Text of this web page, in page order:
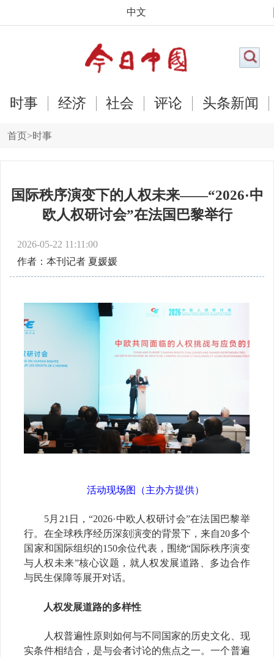
中文
时事 经济 社会 评论 头条新闻
首页>时事
国际秩序演变下的人权未来——“2026·中
欧人权研讨会”在法国巴黎举行
2026-05-22 11:11:00
作者：本刊记者 夏媛媛
活动现场图（主办方提供）
5月21日，“2026·中欧人权研讨会”在法国巴黎举
行。在全球秩序经历深刻演变的背景下，来自20多个
国家和国际组织的150余位代表，围绕“国际秩序演变
与人权未来”核心议题，就人权发展道路、多边合作
与民生保障等展开对话。
人权发展道路的多样性
人权普遍性原则如何与不同国家的历史文化、现
实条件相结合，是与会者讨论的焦点之一。一个普遍